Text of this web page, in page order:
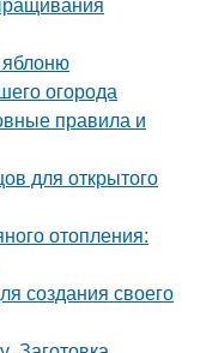
яблоню
огорода
правила и
для открытого
отопления:
создания своего